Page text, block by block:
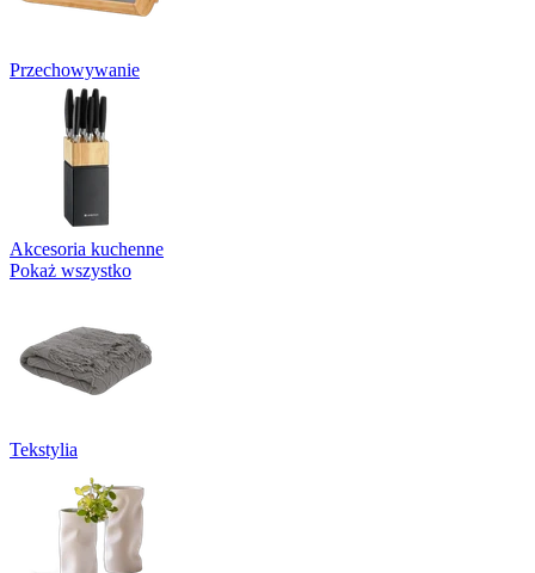
Przechowywanie
Akcesoria kuchenne
Pokaż wszystko
Tekstylia